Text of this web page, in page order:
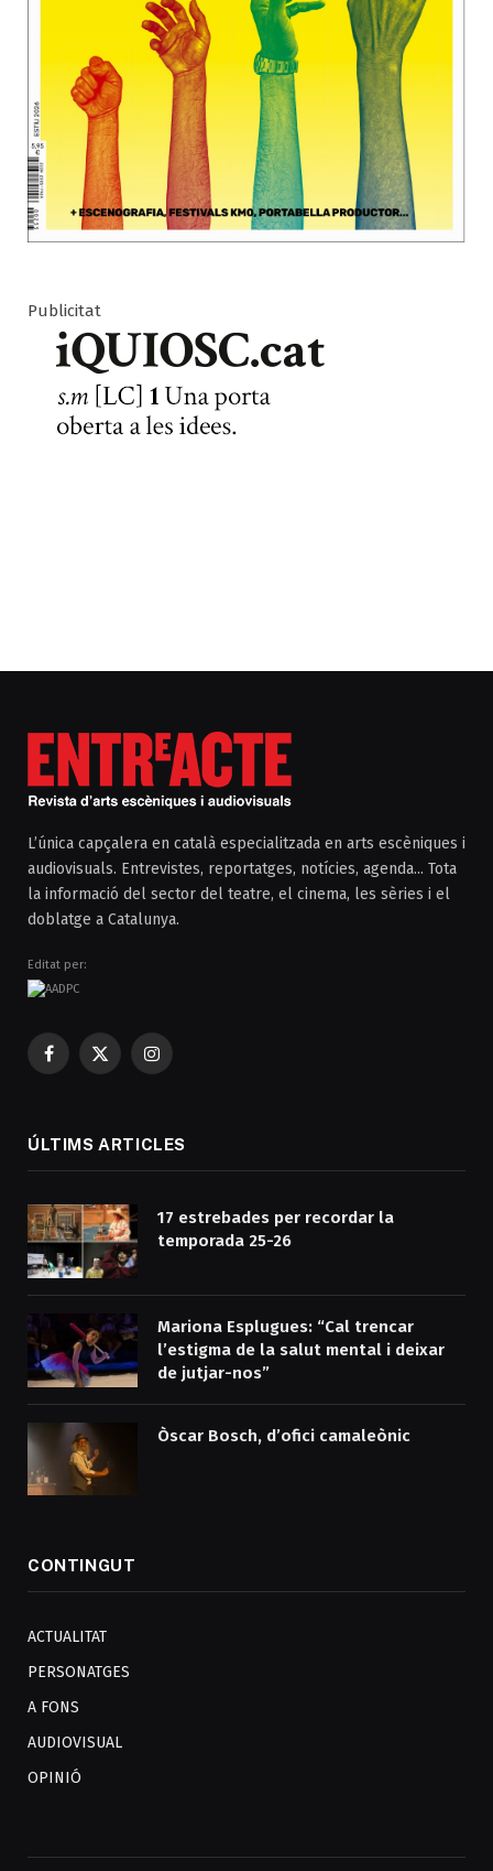
Publicitat
L’única capçalera en català especialitzada en arts escèniques i
audiovisuals. Entrevistes, reportatges, notícies, agenda... Tota
la informació del sector del teatre, el cinema, les sèries i el
doblatge a Catalunya.
Editat per:
Facebook
X
Instagram
ÚLTIMS ARTICLES
17 estrebades per recordar la
temporada 25-26
Mariona Esplugues: “Cal trencar
l’estigma de la salut mental i deixar
de jutjar-nos”
Òscar Bosch, d’ofici camaleònic
CONTINGUT
ACTUALITAT
PERSONATGES
A FONS
AUDIOVISUAL
OPINIÓ